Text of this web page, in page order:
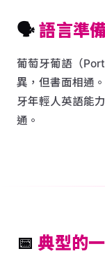
🗣️語言準
葡萄牙葡語（
異，但書面相通
牙年輕人英語能
通。
📅 典型的